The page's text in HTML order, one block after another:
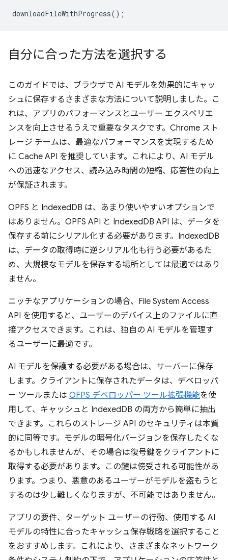
downloadFileWithProgress();
自分に合った方法を選択する
このガイドでは、ブラウザで AI モデルを効果的にキャッ
シュに保存するさまざまな方法について説明しました。こ
れは、アプリのパフォーマンスとユーザー エクスペリエ
ンスを向上させるうえで重要なタスクです。Chrome スト
レージ チームは、最適なパフォーマンスを実現するため
に Cache API を推奨しています。これにより、AI モデル
への迅速なアクセス、読み込み時間の短縮、応答性の向上
が保証されます。
OPFS と IndexedDB は、あまり使いやすいオプションで
はありません。OPFS API と IndexedDB API は、データを
保存する前にシリアル化する必要があります。IndexedDB
は、データの取得時に逆シリアル化も行う必要があるた
め、大規模なモデルを保存する場所としては最適ではあり
ません。
ニッチなアプリケーションの場合、File System Access
API を使用すると、ユーザーのデバイス上のファイルに直
接アクセスできます。これは、独自の AI モデルを管理す
るユーザーに最適です。
AI モデルを保護する必要がある場合は、サーバーに保存
します。クライアントに保存されたデータは、デベロッパ
ー ツールまたは OFPS デベロッパー ツール拡張機能を使
用して、キャッシュと IndexedDB の両方から簡単に抽出
できます。これらのストレージ API のセキュリティは本質
的に同等です。モデルの暗号化バージョンを保存したくな
るかもしれませんが、その場合は復号鍵をクライアントに
取得する必要があります。この鍵は傍受される可能性があ
ります。つまり、悪意のあるユーザーがモデルを盗もうと
するのは少し難しくなりますが、不可能ではありません。
アプリの要件、ターゲット ユーザーの行動、使用する AI
モデルの特性に合ったキャッシュ保存戦略を選択すること
をおすすめします。これにより、さまざまなネットワーク